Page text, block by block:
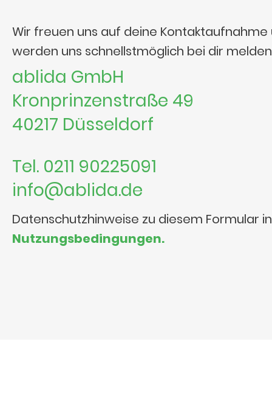
Wir freuen uns auf deine Kontaktaufnahme
werden uns schnellstmöglich bei dir
ablida GmbH
Kronprinzenstraße 49
40217 Düsseldorf
Tel. 0211 90225091
info@ablida.de
Datenschutzhinweise zu diesem Formular
Nutzungsbedingungen.